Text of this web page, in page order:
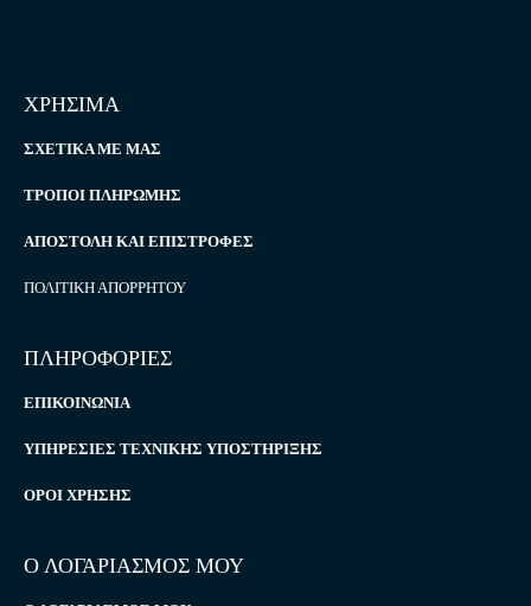
ΧΡΗΣΙΜΑ
ΣΧΕΤΙΚΆ ΜΕ ΜΑΣ
ΤΡΌΠΟΙ ΠΛΗΡΩΜΉΣ
ΑΠΟΣΤΟΛΉ ΚΑΙ ΕΠΙΣΤΡΟΦΈΣ
ΠΟΛΙΤΙΚΉ ΑΠΟΡΡΉΤΟΥ
ΠΛΗΡΟΦΟΡΙΕΣ
ΕΠΙΚΟΙΝΩΝΊΑ
ΥΠΗΡΕΣΊΕΣ ΤΕΧΝΙΚΉΣ ΥΠΟΣΤΉΡΙΞΗΣ
ΌΡΟΙ ΧΡΉΣΗΣ
Ο ΛΟΓΑΡΙΑΣΜΟΣ ΜΟΥ